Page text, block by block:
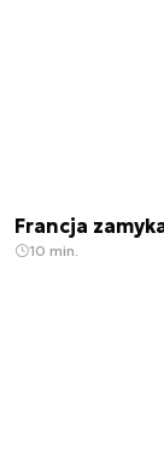
Francja
10 min.